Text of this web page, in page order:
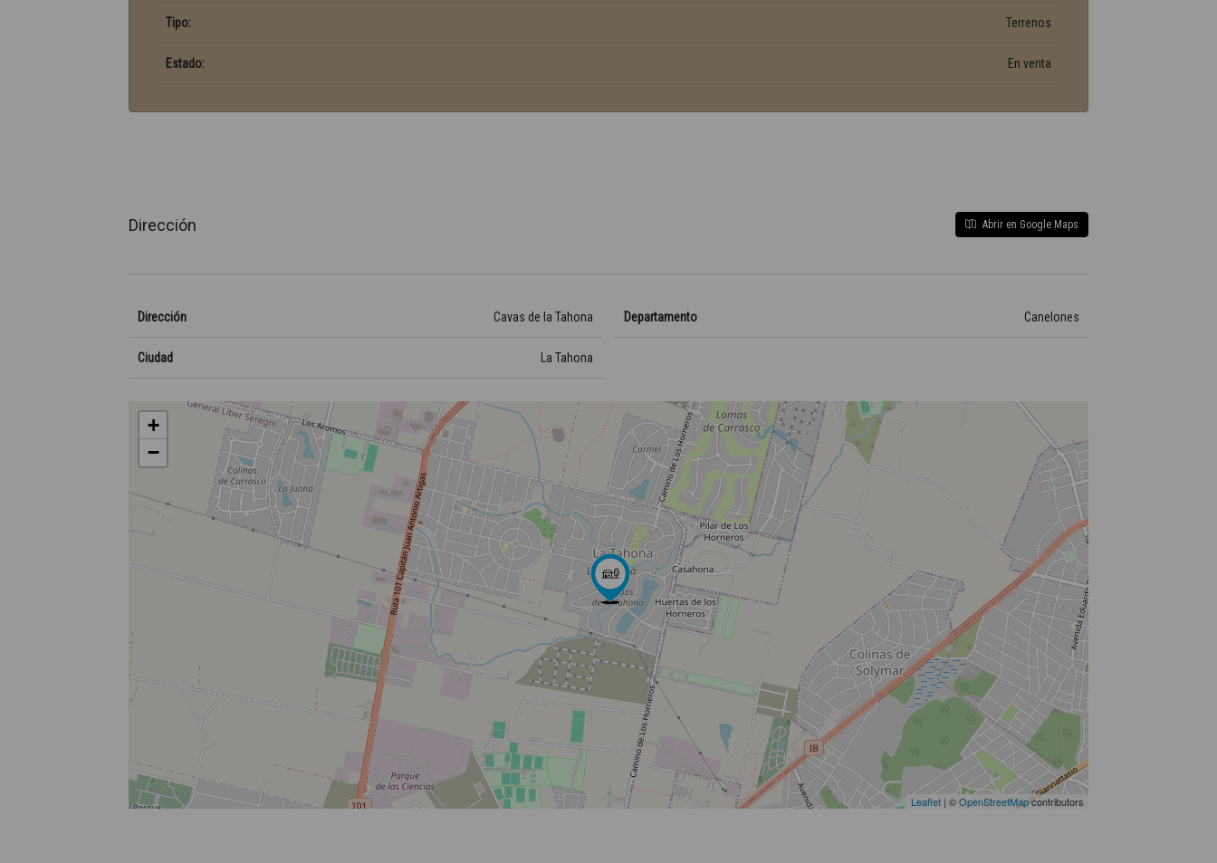
Tipo: Terrenos
Estado: En venta
Dirección Abrir en Google Maps
Dirección Cavas de la Tahona
Ciudad La Tahona
Departamento Canelones
+
−
Leaflet | ©OpenStreetMapcontributors